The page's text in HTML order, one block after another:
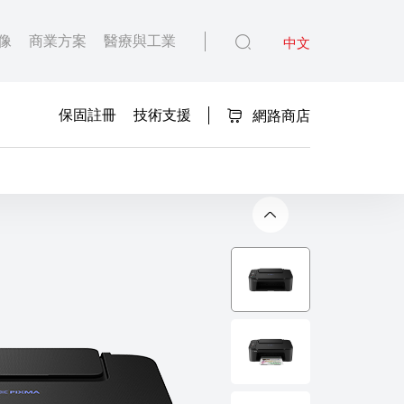
商業方案 醫療與工業 中文
保固註冊 技術支援 網路商店